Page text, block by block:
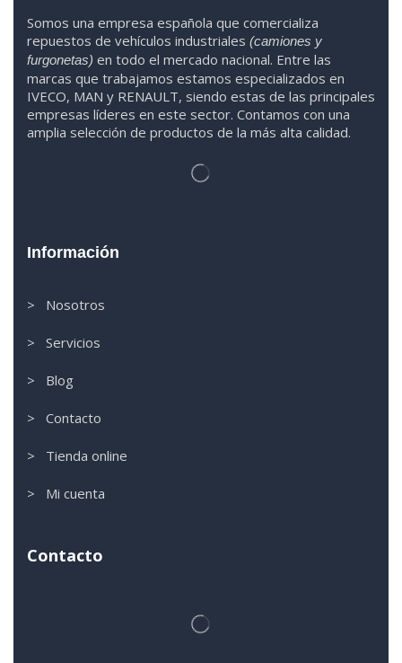
Somos una empresa española que comercializa
repuestos de vehículos industriales (camiones y
furgonetas) en todo el mercado nacional. Entre las
marcas que trabajamos estamos especializados en
IVECO, MAN y RENAULT, siendo estas de las principales
empresas líderes en este sector. Contamos con una
amplia selección de productos de la más alta calidad.
Información
> Nosotros
> Servicios
> Blog
> Contacto
> Tienda online
> Mi cuenta
Contacto